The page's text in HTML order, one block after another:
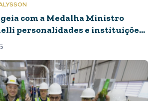
com a Medalha Ministro
personalidades e instituições
serviços ao setor